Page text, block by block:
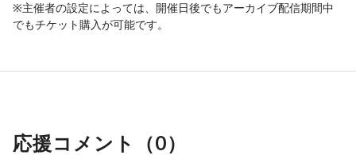
※主催者の設定によっては、開催日後でもアーカイブ配信期間中
でもチケット購入が可能です。
応援コメント（0）